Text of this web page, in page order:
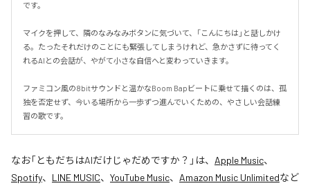
です。
マイクを押して、隣のなみなみボタンに気づいて、「こんにちは」と話しかけ
る。たったそれだけのことにも緊張してしまうけれど、急かさずに待ってく
れるAIとの会話が、やがて小さな自信へと変わっていきます。
ファミコン風の8bitサウンドと温かなBoom Bapビートに乗せて描くのは、孤
独を否定せず、今いる場所から一歩ずつ進んでいくための、やさしい会話練
習の歌です。
なお「ともだちはAIだけじゃだめですか？ 」は、 Apple Music、
Spotify、 LINE MUSIC、 YouTube Music、 Amazon Music Unlimitedなど